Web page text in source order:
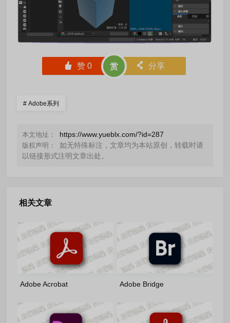
󰄼 赞0 赏 󰄯 分享
# Adobe系列
本文地址： https://www.yueblx.com/?id=287
版权声明：
如无特殊标注，文章均为本站原创，转载时请
以链接形式注明文章出处。
相关文章
Adobe Acrobat
m0nkrus 多语言版
Adobe Bridge
言版